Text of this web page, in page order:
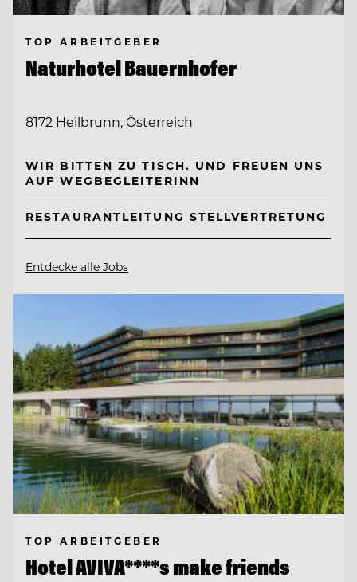
TOP ARBEITGEBER
Naturhotel Bauernhofer
8172 Heilbrunn, Österreich
WIR BITTEN ZU TISCH. UND FREUEN UNS
AUF WEGBEGLEITERINN
RESTAURANTLEITUNG STELLVERTRETUNG
Entdecke alle Jobs
TOP ARBEITGEBER
Hotel AVIVA****s make friends